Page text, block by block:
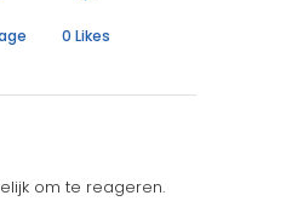
0 Likes
om te reageren.